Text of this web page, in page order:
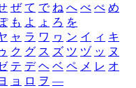
ぜ て で ね へ べ ぺ め
も よ ょ ろ を
ャ ラ ワ ヮ ン イ ィ キ
ク グ ス ズ ツ ヅ ッ ヌ
テ デ ヘ ベ ペ メ レ オ
ョ ロ ヲ ―